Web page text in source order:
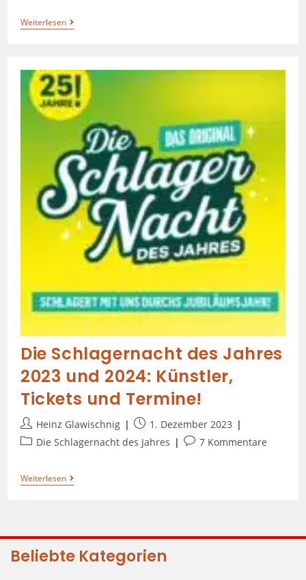
Weiterlesen
Die Schlagernacht des Jahres
2023 und 2024: Künstler,
Tickets und Termine!
Heinz Glawischnig
1. Dezember 2023
Die Schlagernacht des Jahres
7 Kommentare
Weiterlesen
Beliebte Kategorien